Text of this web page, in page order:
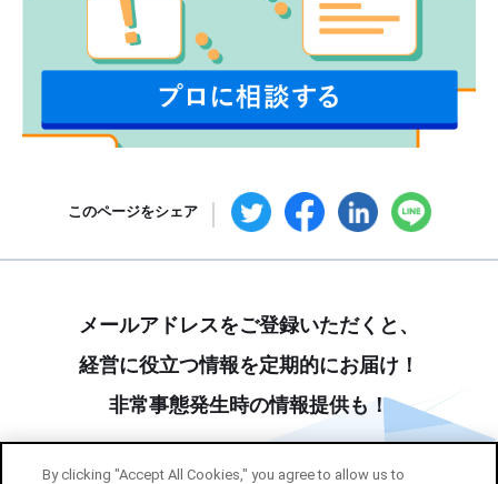
このページをシェア
メールアドレスをご登録いただくと、
経営に役立つ情報を定期的にお届け！
非常事態発生時の情報提供も！
By clicking "Accept All Cookies," you agree to allow us to